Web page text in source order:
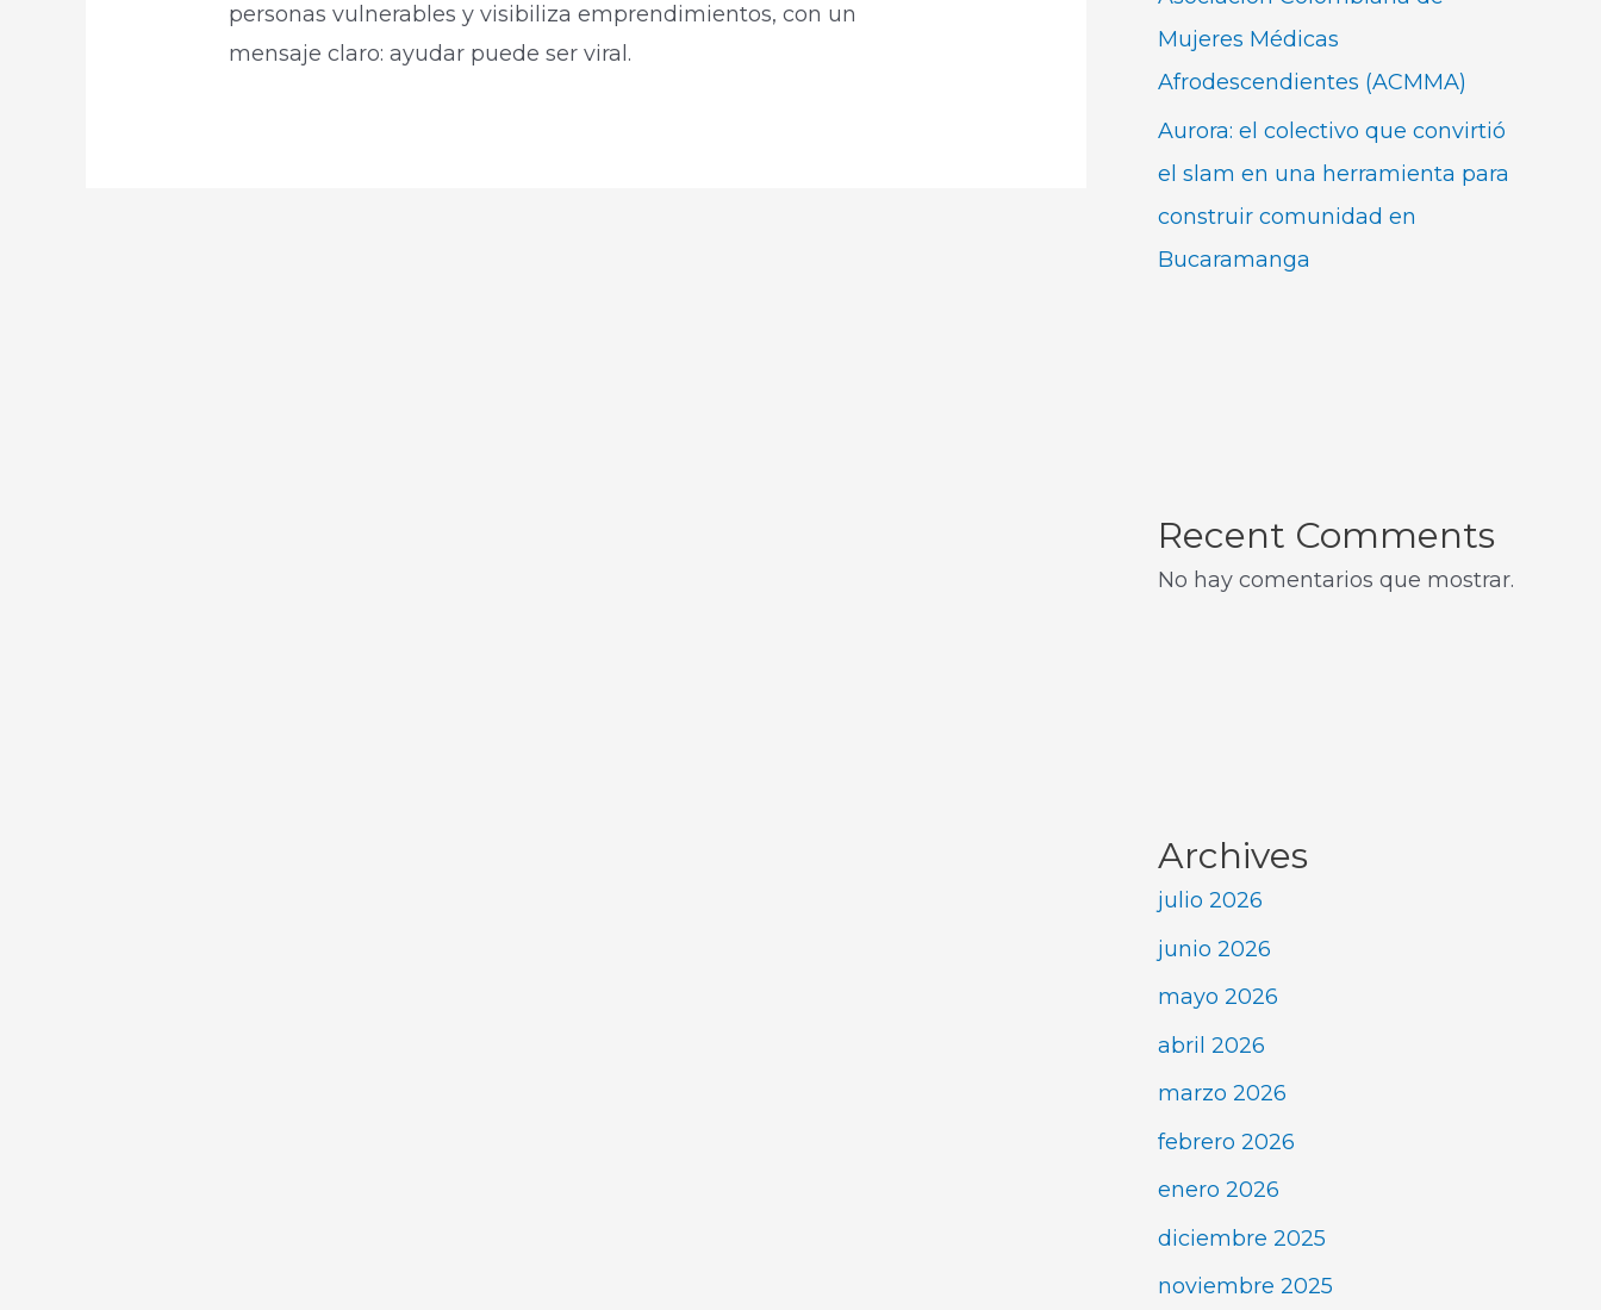
personas vulnerables y visibiliza emprendimientos, con un
mensaje claro: ayudar puede ser viral.
Mujeres Médicas
Afrodescendientes (ACMMA)
Aurora: el colectivo que convirtió
el slam en una herramienta para
construir comunidad en
Bucaramanga
Recent Comments
No hay comentarios que mostrar.
Archives
julio 2026
junio 2026
mayo 2026
abril 2026
marzo 2026
febrero 2026
enero 2026
diciembre 2025
noviembre 2025